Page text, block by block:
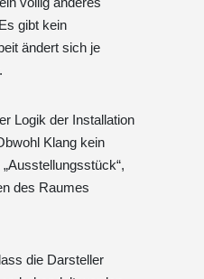
gibt kein
ändert sich je
Logik der Installation
Klang kein
des Raumes
die Darsteller